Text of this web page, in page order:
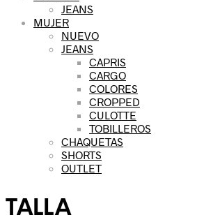
JEANS
MUJER
NUEVO
JEANS
CAPRIS
CARGO
COLORES
CROPPED
CULOTTE
TOBILLEROS
CHAQUETAS
SHORTS
OUTLET
TALLA